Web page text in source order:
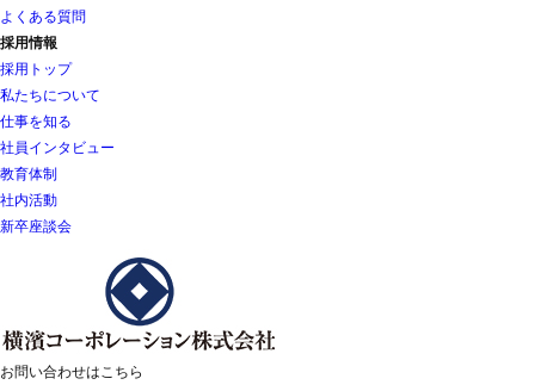
よくある質問
採用情報
採用トップ
私たちについて
仕事を知る
社員インタビュー
教育体制
社内活動
新卒座談会
お問い合わせはこちら